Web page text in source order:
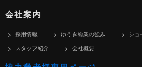
会社案内
採用情報 ゆうき総業の強み ショ
スタッフ紹介 会社概要